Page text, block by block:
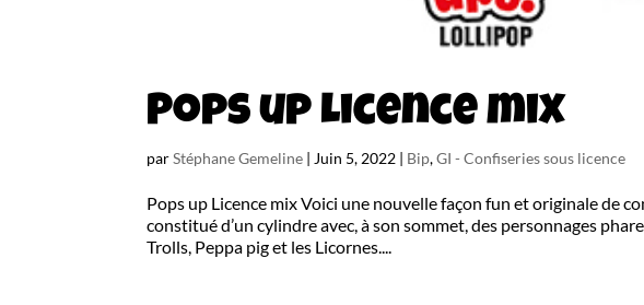
Pops up Licence mix
parStéphane Gemeline |Juin 5, 2022 | Bip,GI - Confiseries sous licence
Pops up Licence mix Voici une nouvelle façon fun et originale de
constitué d’un cylindre avec, à son sommet, des personnages
Trolls, Peppa pig et les Licornes....